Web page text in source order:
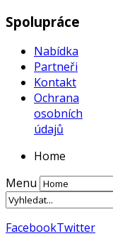
Spolupráce
Nabídka
Partneři
Kontakt
Ochrana
osobních
údajů
Home
Menu
FacebookTwitter